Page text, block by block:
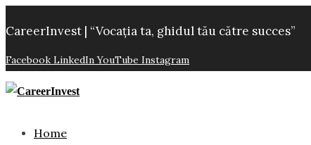
CareerInvest | “Vocația ta, ghidul tău către succes”
Facebook LinkedInYouTube Instagram
Home